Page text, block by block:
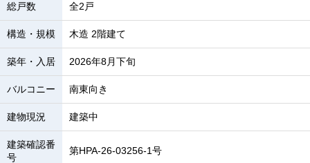
総戸数 全2戸
構造・規模 木造 2階建て
築年・入居 2026年8月下旬
バルコニー 南東向き
建物現況 建築中
建築確認番
号
第HPA-26-03256-1号